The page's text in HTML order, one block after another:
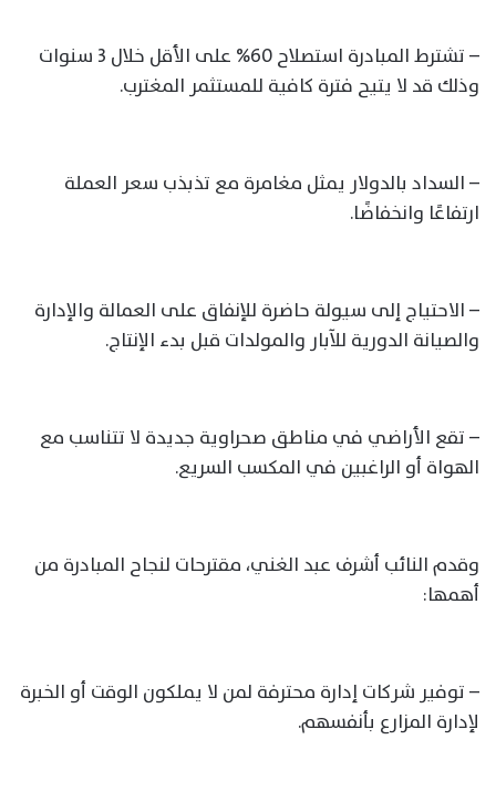
– تشترط المبادرة استصلاح 60% على الأقل خلال 3 سنوات
وذلك قد لا يتيح فترة كافية للمستثمر المغترب.
– السداد بالدولار يمثل مغامرة مع تذبذب سعر العملة
ارتفاعًا وانخفاضًا.
– الاحتياج إلى سيولة حاضرة للإنفاق على العمالة والإدارة
والصيانة الدورية للآبار والمولدات قبل بدء الإنتاج.
– تقع الأراضي في مناطق صحراوية جديدة لا تتناسب مع
الهواة أو الراغبين في المكسب السريع.
وقدم النائب أشرف عبد الغني، مقترحات لنجاح المبادرة من
أهمها:
– توفير شركات إدارة محترفة لمن لا يملكون الوقت أو الخبرة
لإدارة المزارع بأنفسهم.